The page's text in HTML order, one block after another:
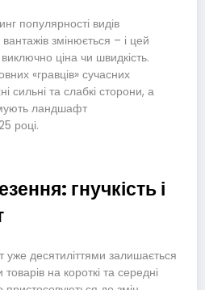
популярності видів
змінюється – і цей
ціна чи швидкість.
«гравців» сучасних
сильні та слабкі сторони, а
ландшафт
році.
гнучкість і
уже десятиліттями залишається
на короткі та середні